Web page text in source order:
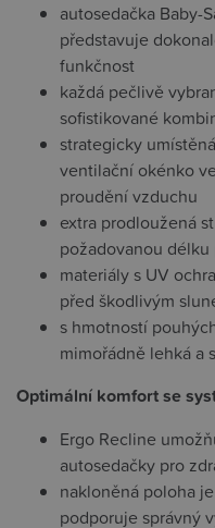
autosedačka Baby-
představuje
funkčnost
každá pečlivě
sofistikované
strategicky
ventilační okénko
proudění vzduchu
extra prodloužená
požadovanou
materiály s UV
před škodlivým
s hmotností
mimořádně lehká a
Optimální komfort se
Ergo Recline
autosedačky pro
nakloněná poloha
podporuje správný